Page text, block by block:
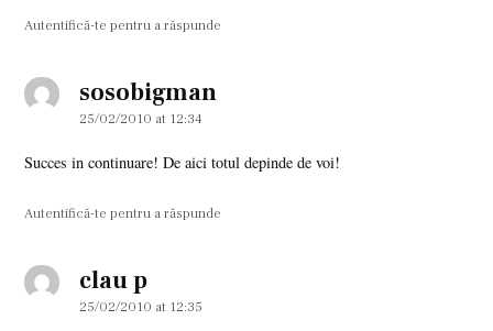
Autentifică-te pentru a răspunde
sosobigman
25/02/2010 at 12:34
Succes in continuare! De aici totul depinde de voi!
Autentifică-te pentru a răspunde
clau psays:
25/02/2010 at 12:35